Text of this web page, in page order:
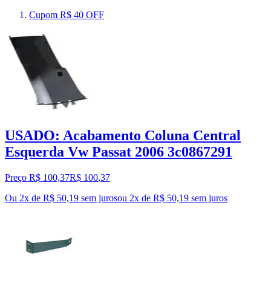
Cupom R$ 40 OFF
USADO: Acabamento Coluna Central
Esquerda Vw Passat 2006 3c0867291
Preço R$ 100,37R$ 100,37
Ou 2x de R$ 50,19 sem jurosou 2x de R$ 50,19 sem juros